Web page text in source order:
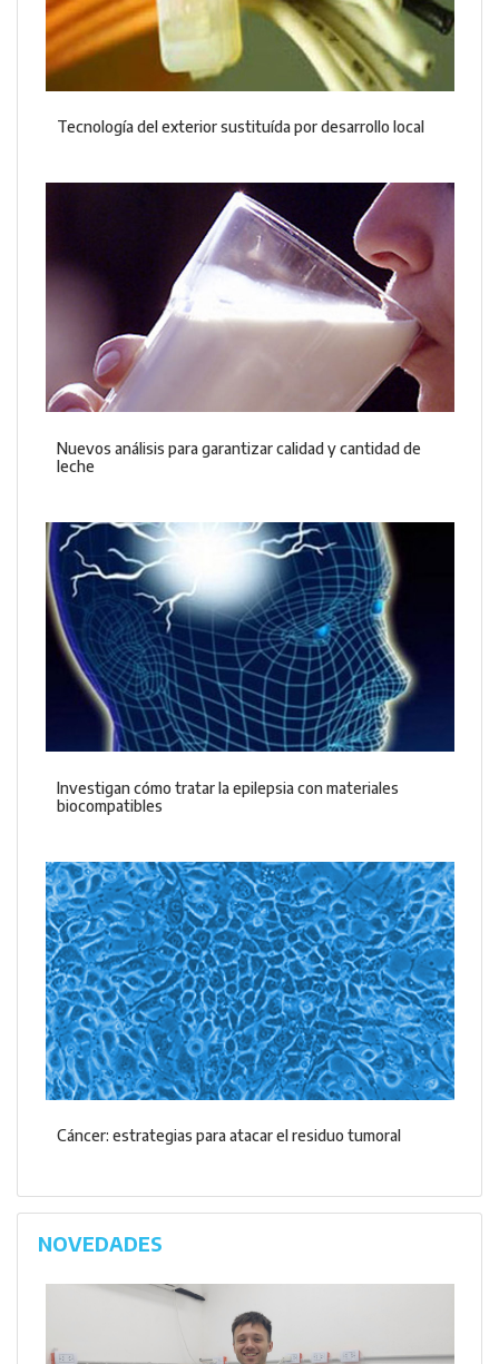
Tecnología del exterior sustituída por desarrollo local
Nuevos análisis para garantizar calidad y cantidad de
leche
Investigan cómo tratar la epilepsia con materiales
biocompatibles
Cáncer: estrategias para atacar el residuo tumoral
NOVEDADES